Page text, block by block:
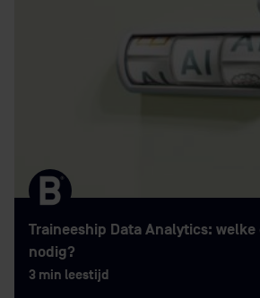
Traineeship Data Analytics:
nodig?
3 min leestijd